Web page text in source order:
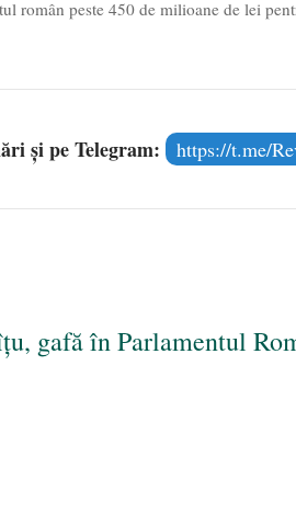
român peste 450 de milioane de lei
și pe Telegram: https://t.me/
gafă în Parlamentul